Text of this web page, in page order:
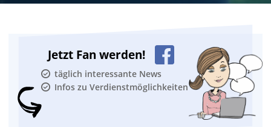
Jetzt Fan werden!
täglich interessante News
Infos zu Verdienstmöglichkeiten